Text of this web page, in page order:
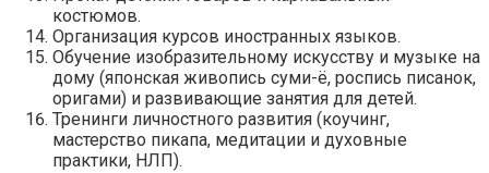
костюмов.
Организация курсов иностранных языков.
Обучение изобразительному искусству и музыке на
дому (японская живопись суми-ё, роспись писанок,
оригами) и развивающие занятия для детей.
Тренинги личностного развития (коучинг,
мастерство пикапа, медитации и духовные
практики, НЛП).